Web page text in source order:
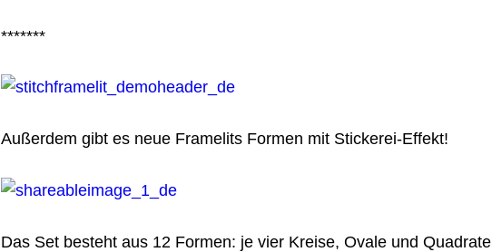
*******
Außerdem gibt es neue Framelits Formen mit Stickerei-Effekt!
Das Set besteht aus 12 Formen: je vier Kreise, Ovale und Quadrate